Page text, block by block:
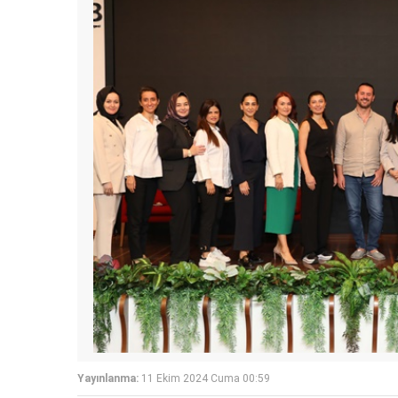
Yayınlanma: 11 Ekim 2024 Cuma 00:59